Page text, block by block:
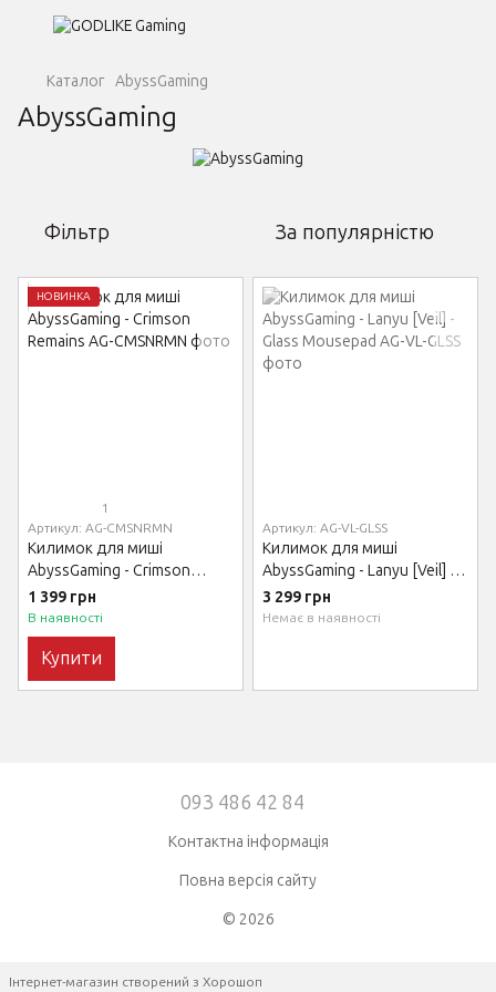
Каталог AbyssGaming
AbyssGaming
Фільтр За популярністю
НОВИНКА
1
Артикул: AG-CMSNRMN
Килимок для миші
AbyssGaming - Crimson
Remains
1 399 грн
В наявності
Купити
Артикул: AG-VL-GLSS
Килимок для миші
AbyssGaming - Lanyu [Veil] -
Glass Mousepad
3 299 грн
Немає в наявності
093 486 42 84
Контактна інформація
Повна версія сайту
© 2026
Інтернет-магазин створений з Хорошоп